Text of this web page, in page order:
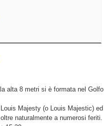
alta 8 metri si è formata nel Golfo
Majesty (o Louis Majestic) ed
naturalmente a numerosi feriti.